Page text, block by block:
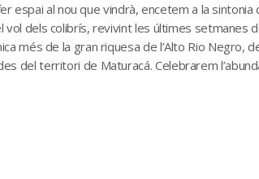
espai al nou que vindrà, encetem a la sintonia
dels colibrís, revivint les últimes setmanes
més de la gran riquesa de l’Alto Rio Negro,
del territori de Maturacá. Celebrarem